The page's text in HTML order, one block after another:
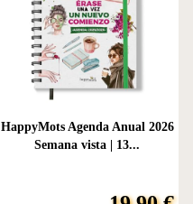
HappyMots Agenda Anual 2026
Semana vista | 13...